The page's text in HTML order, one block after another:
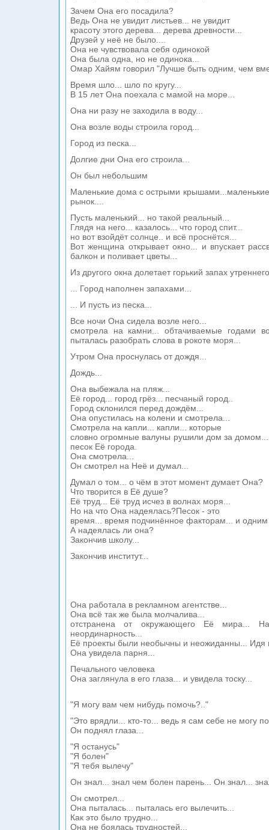
Зачем Она его посадила?
Ведь Она не увидит листьев... не увидит
красоту этого дерева... дерева древности...
Друзей у неё не было....
Она не чувствовала себя одинокой
Она была одна, но не одинока...
Омар Хайям говорил "Лучше быть одним, чем
Время шло... шло по кругу...
В 15 лет Она поехала с мамой на море...
Она ни разу не заходила в воду...
Она возле воды строила город...
Город из песка...
Долгие дни Она его строила...
Он был небольшим
Маленькие дома c острыми
рынок....
Пусть маленький... но такой реальный...
Глядя на него... казалось... что город спит...
но вот взойдёт солнце.. и всё проснётся...
Вот женщина открывает окно... и впускает
балкон и поливает цветы...
Из другого окна долетает горький запах
... Город наполнен запахами...
... И пусть из песка...
Все ночи Она сидела возле него...
смотрела на камни... обтачиваемые годами
пыталась разобрать слова в рокоте моря...
Утром Она проснулась от дождя...
Дождь...
Она выбежала на пляж...
Её город... город грёз... песчаный город..
Город склонился перед дождём...
Она опустилась на колени и смотрела...
Смотрела на капли... капли... которые
словно огромные валуны рушили дом за
песок Её города.
Она смотрела...
Он смотрел на Неё и думал...
Думал о том... о чём в этот момент думает Она?
Что творится в Её душе?
Её труд... Её труд исчез в волнах моря...
Но на что Она надеялась?Песок - это
время... время подчинённое факторам... и одним
А надеялась ли она?
Закончив школу...
Закончив институт...
Она работала в рекламном агентстве...
Она всё так же была молчалива...
отстранена от окружающего Её мира...
неординарность...
Её проекты были необычны и неожиданны... Идя
Она увидела парня...
Печального человека
Она заглянула в его глаза... и увидела тоску...
"Я могу вам чем нибудь помочь?.."
"Это врядли... кто-то... ведь я сам себе не могу
Он поднял глаза...
"Я останусь"
"Я болен"
"Я тебя вылечу"
Он знал... знал чем болен парень... Он знал...
Он смотрел...
Она пыталась... пыталась его вылечить...
Как это было трудно...
Она не боялась трудностей...